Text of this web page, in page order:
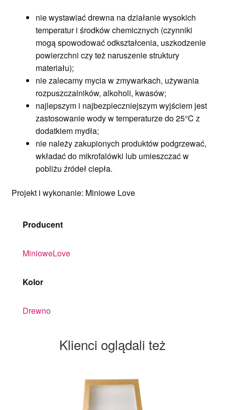
nie wystawiać drewna na działanie wysokich
temperatur i środków chemicznych (czynniki
mogą spowodować odkształcenia, uszkodzenie
powierzchni czy też naruszenie struktury
materiału);
nie zalecamy mycia w zmywarkach, używania
rozpuszczalników, alkoholi, kwasów;
najlepszym i najbezpieczniejszym wyjściem jest
zastosowanie wody w temperaturze do 25°C z
dodatkiem mydła;
nie należy zakupionych produktów podgrzewać,
wkładać do mikrofalówki lub umieszczać w
pobliżu źródeł ciepła.
Projekt i wykonanie: Miniowe Love
Producent
MinioweLove
Kolor
Drewno
Klienci oglądali też